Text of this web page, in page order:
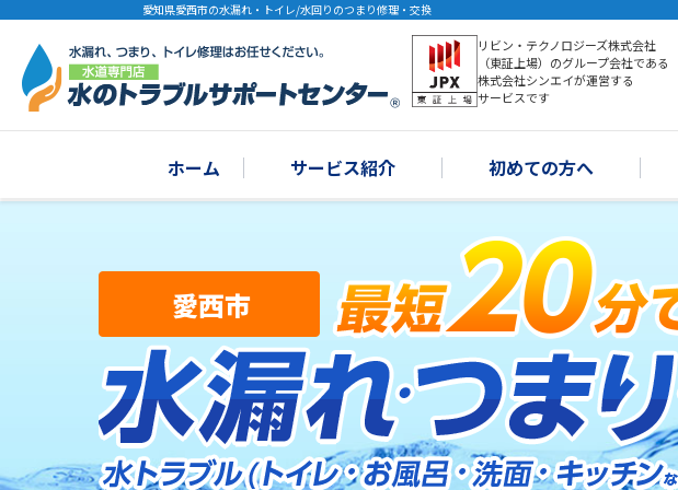
愛知県愛西市の水漏れ・トイレ/水回りのつまり修理・交換
リビン・テクノロジーズ株式会社
（東証上場）のグループ会社である
株式会社シンエイが運営する
サービスです
ホーム サービス紹介 初めての方へ
愛西市